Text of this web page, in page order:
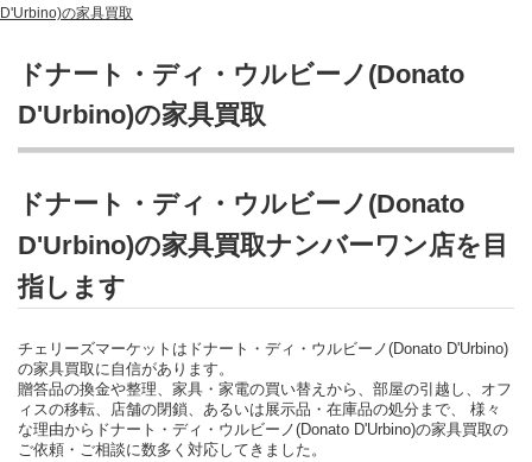
D'Urbino)の家具買取
ドナート・ディ・ウルビーノ(Donato
D'Urbino)の家具買取
ドナート・ディ・ウルビーノ(Donato
D'Urbino)の家具買取ナンバーワン店を目
指します
チェリーズマーケットはドナート・ディ・ウルビーノ(Donato D'Urbino)
の家具買取に自信があります。
贈答品の換金や整理、家具・家電の買い替えから、部屋の引越し、オフ
ィスの移転、店舗の閉鎖、あるいは展示品・在庫品の処分まで、 様々
な理由からドナート・ディ・ウルビーノ(Donato D'Urbino)の家具買取の
ご依頼・ご相談に数多く対応してきました。